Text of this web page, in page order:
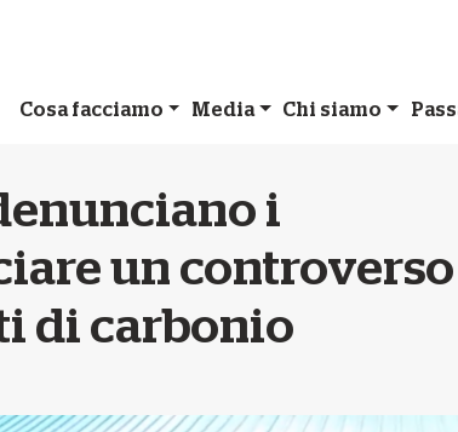
Cosa facciamo Media Chi siamo
i
un controverso
di carbonio